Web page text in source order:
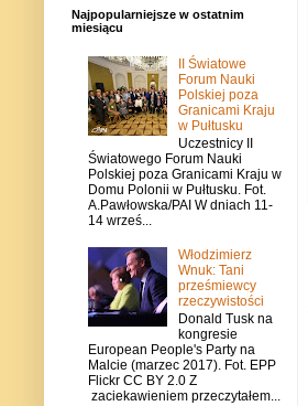
Najpopularniejsze w ostatnim
miesiącu
II Światowe
Forum Nauki
Polskiej poza
Granicami Kraju
w Pułtusku
Uczestnicy II
Światowego Forum Nauki
Polskiej poza Granicami Kraju w
Domu Polonii w Pułtusku. Fot.
A.Pawłowska/PAI W dniach 11-
14 wrześ...
Włodzimierz
Wnuk: Tani
prześmiewcy
rzeczywistości
Donald Tusk na
kongresie
European People's Party na
Malcie (marzec 2017). Fot. EPP
Flickr CC BY 2.0 Z
zaciekawieniem przeczytałem...